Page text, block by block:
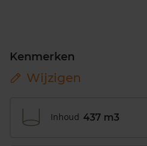
Kenmerken
Wijzigen
Inhoud 437 m3